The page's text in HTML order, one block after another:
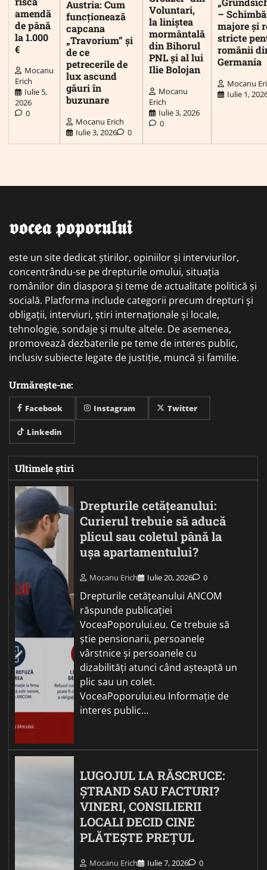
amendă
de până
la 1.000
€
Mocanu
Erich
Iulie 5,
2026
0
Austria: Cum
funcționează
capcana
„Travorium” și
de ce
petrecerile de
lux ascund
găuri în
buzunare
Mocanu Erich
Iulie 3, 2026
0
Voluntari,
la liniștea
mormântală
din Bihorul
PNL și al lui
Ilie Bolojan
Mocanu
Erich
Iulie 3, 2026
0
–
majore și
stricte
românii
Germania
Mocanu
Iulie 1,
𝖛𝖔𝖈𝖊𝖆 𝖕𝖔𝖕𝖔𝖗𝖚𝖑𝖚𝖎
este un site dedicat știrilor, opiniilor și interviurilor,
concentrându-se pe drepturile omului, situația
românilor din diaspora și teme de actualitate politică și
socială. Platforma include categorii precum drepturi și
obligații, interviuri, știri internaționale și locale,
tehnologie, sondaje și multe altele. De asemenea,
promovează dezbaterile pe teme de interes public,
inclusiv subiecte legate de justiție, muncă și familie.
Urmărește-ne:
Facebook Instagram Twitter
Linkedin
Ultimele știri
Drepturile cetățeanului:
Curierul trebuie să aducă
plicul sau coletul până la
ușa apartamentului?
Mocanu Erich Iulie 20, 2026 0
Drepturile cetățeanului ANCOM
răspunde publicației
VoceaPoporului.eu. Ce trebuie să
știe pensionarii, persoanele
vârstnice și persoanele cu
dizabilități atunci când așteaptă un
plic sau un colet.
VoceaPoporului.eu Informație de
interes public…
LUGOJUL LA RĂSCRUCE:
ȘTRAND SAU FACTURI?
VINERI, CONSILIERII
LOCALI DECID CINE
PLĂTEȘTE PREȚUL
Mocanu Erich Iulie 7, 2026 0